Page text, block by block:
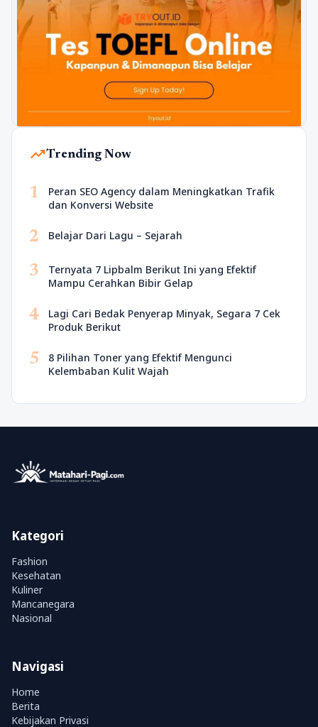
trending_upTrending Now
1
Peran SEO Agency dalam Meningkatkan Trafik
dan Konversi Website
2 Belajar Dari Lagu – Sejarah
3
Ternyata 7 Lipbalm Berikut Ini yang Efektif
Mampu Cerahkan Bibir Gelap
4
Lagi Cari Bedak Penyerap Minyak, Segara 7 Cek
Produk Berikut
5
8 Pilihan Toner yang Efektif Mengunci
Kelembaban Kulit Wajah
Kategori
Fashion
Kesehatan
Kuliner
Mancanegara
Nasional
Navigasi
Home
Berita
Kebijakan Privasi